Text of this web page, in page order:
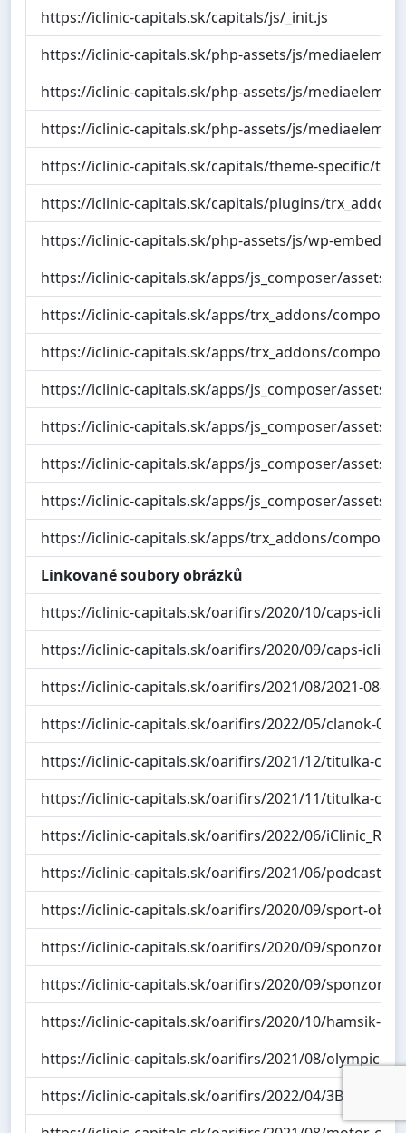
https://iclinic-capitals.sk/capitals/js/_init.js
https://iclinic-capitals.sk/php-assets/js/
https://iclinic-capitals.sk/php-assets/js/
https://iclinic-capitals.sk/php-assets/js/
https://iclinic-capitals.sk/capitals/theme-specific/
https://iclinic-capitals.sk/capitals/plugins/
https://iclinic-capitals.sk/php-assets/js/wp-
https://iclinic-capitals.sk/apps/js_composer/assets/
https://iclinic-capitals.sk/apps/trx_addons/
https://iclinic-capitals.sk/apps/trx_addons/
https://iclinic-capitals.sk/apps/js_composer/assets/
https://iclinic-capitals.sk/apps/js_composer/assets/
https://iclinic-capitals.sk/apps/js_composer/assets/
https://iclinic-capitals.sk/apps/js_composer/assets/
https://iclinic-capitals.sk/apps/trx_addons/
Linkované soubory obrázků
https://iclinic-capitals.sk/oarifirs/2020/10/caps-
https://iclinic-capitals.sk/oarifirs/2020/09/caps-
https://iclinic-capitals.sk/oarifirs/2021/08/2021-08-
https://iclinic-capitals.sk/oarifirs/2022/05/clanok-01-
https://iclinic-capitals.sk/oarifirs/2021/12/titulka-
https://iclinic-capitals.sk/oarifirs/2021/11/titulka-
https://iclinic-capitals.sk/oarifirs/2022/06/
https://iclinic-capitals.sk/oarifirs/2021/06/podcasty-
https://iclinic-capitals.sk/oarifirs/2020/09/sport-
https://iclinic-capitals.sk/oarifirs/2020/09/
https://iclinic-capitals.sk/oarifirs/2020/09/
https://iclinic-capitals.sk/oarifirs/2020/10/hamsik-
https://iclinic-capitals.sk/oarifirs/2021/08/olympic-
https://iclinic-capitals.sk/oarifirs/2022/04/3B-